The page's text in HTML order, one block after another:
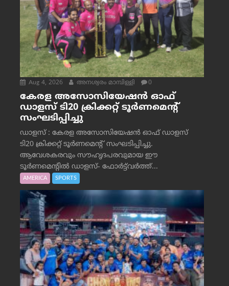
Aug 4, 2026 അനശ്വരം മാമ്പിള്ളി 0
കേരള അസോസിയേഷൻ ഓഫ്
ഡാളസ് ടി20 ക്രിക്കറ്റ് ടൂർണമെന്റ്
സംഘടിപ്പിച്ചു
ഡാളസ് : കേരള അസോസിയേഷൻ ഓഫ് ഡാളസ്
ടി20 ക്രിക്കറ്റ് ടൂർണമെന്റ് സംഘടിപ്പിച്ചു.
ആവേശകരവും സൗഹൃദപരവുമായ ഈ
ടൂർണമെന്റിൽ ഡാളസ്- ഫോർട്ട്‌വര്‍ത്ത്...
AMERICA SPORTS